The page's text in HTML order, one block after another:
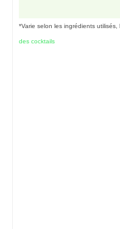
*Varie selon les ingrédients
des cocktails